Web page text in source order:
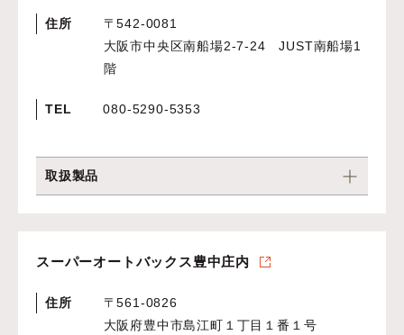
住所
〒542-0081
大阪市中央区南船場2-7-24 JUST南船場1
階
TEL 080-5290-5353
取扱製品
スーパーオートバックス豊中庄内
住所
〒561-0826
大阪府豊中市島江町１丁目１番１号